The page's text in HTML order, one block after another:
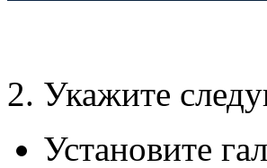
2. Укажите
Установите